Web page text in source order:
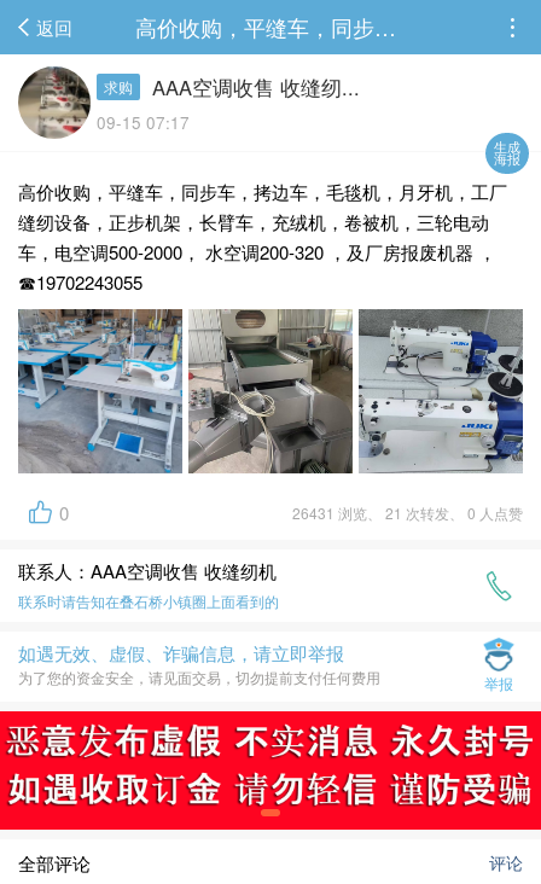
生成
海报
返回 高价收购，平缝车，同步车，拷边车，毛毯机，月牙机，工厂缝纫设备，正步机架，长臂车...
求购 AAA空调收售 收缝纫...
09-15 07:17
高价收购，平缝车，同步车，拷边车，毛毯机，月牙机，工厂
缝纫设备，正步机架，长臂车，充绒机，卷被机，三轮电动
车，电空调500-2000， 水空调200-320 ，及厂房报废机器 ，
☎19702243055
0 26431 浏览、 21 次转发、 0 人点赞
联系人：AAA空调收售 收缝纫机
联系时请告知在叠石桥小镇圈 上面看到的
如遇无效、虚假、诈骗信息，请立即举报
为了您的资金安全，请见面交易，切勿提前支付任何费用 举报
全部评论 评论